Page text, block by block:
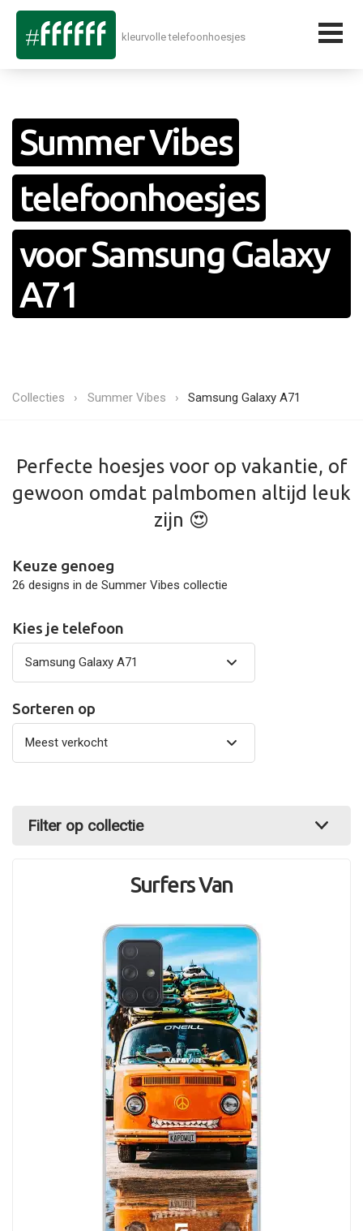
kleurvolle telefoonhoesjes
Summer Vibes
telefoonhoesjes
voor Samsung Galaxy
A71
Collecties Summer Vibes Samsung Galaxy A71
Perfecte hoesjes voor op vakantie, of
gewoon omdat palmbomen altijd leuk
zijn 😍
Keuze genoeg
26 designs in de Summer Vibes collectie
Kies je telefoon
Sorteren op
Filter op collectie
Surfers Van